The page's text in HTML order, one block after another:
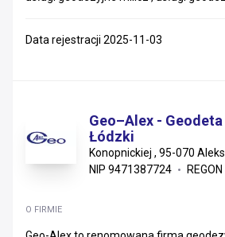
Data rejestracji 2025-11-03
Geo–Alex -
Łódzki
Konopnickiej , 95-070
NIP 9471387724
O FIRMIE